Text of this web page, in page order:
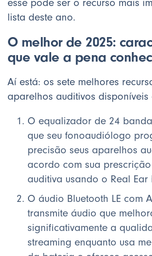
esse pode ser o recurso mais
lista deste ano.
O melhor de 2025:
que vale a pena
Aí está: os sete melhores
aparelhos auditivos disponíveis
O equalizador de 24
que seu fonoaudiólogo
precisão seus aparelhos
acordo com sua
auditiva usando o Real Ear
O áudio Bluetooth LE com
transmite áudio que
significativamente a
streaming enquanto usa